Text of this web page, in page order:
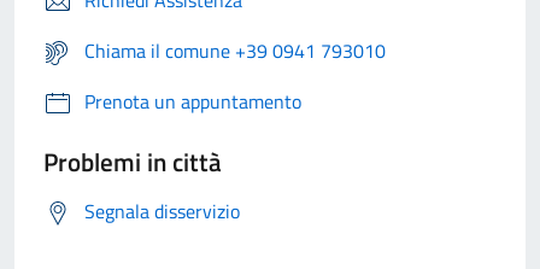
Chiama il comune +39 0941 793010
Prenota un appuntamento
Problemi in città
Segnala disservizio